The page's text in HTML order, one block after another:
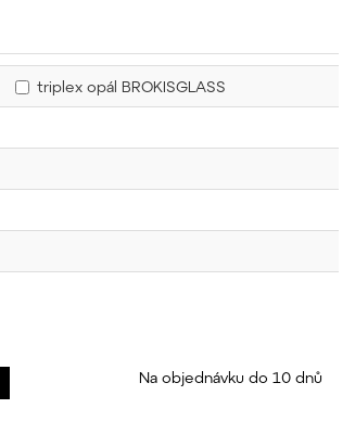
triplex opál BROKISGLASS
Na objednávku do 10 dnů